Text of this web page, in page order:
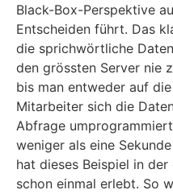
Black-Box-Perspektive
Entscheiden führt. Das
die sprichwörtliche
den grössten Server nie
bis man entweder auf
Mitarbeiter sich die
Abfrage
weniger als eine
hat dieses Beispiel in
schon einmal erlebt. So